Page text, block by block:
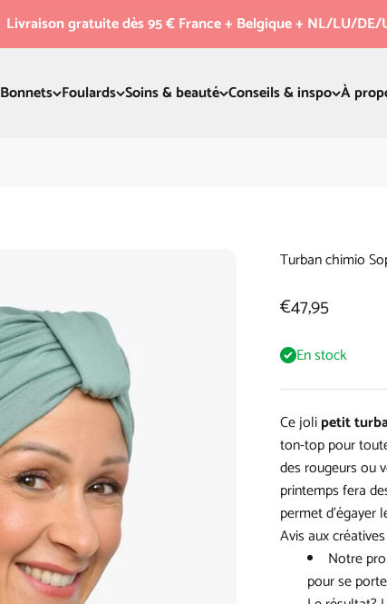
Livraison gratuite dès 95 € France + Belgique + NL/LU/DE/
Bonnets Foulards Soins & beauté Conseils & inspo À
Turban chimio
Prix de vente
€47,95
En stock
Ce jolipetit
ton-top pour
des rougeurs ou
printemps fera
permet d’égayer
Avis aux
Notre
pour se